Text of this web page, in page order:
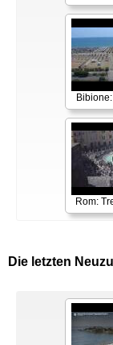
Rom:
Die letzten